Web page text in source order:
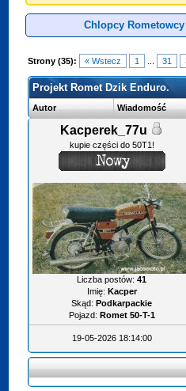
Chlopcy
Strony (35): « Wstecz 1 31
Projekt Romet Dzik Enduro.
Autor Wiadomość
Kacperek_77u
kupie części do 50T1!
Liczba postów:41
Imię: Kacper
Skąd: Podkarpackie
Pojazd: Romet 50-T-1
19-05-2026 18:14:00